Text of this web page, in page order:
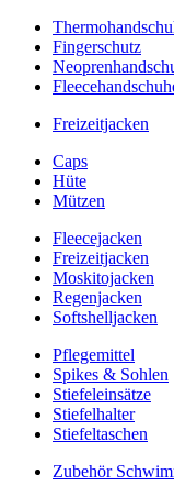
Fingerschutz
Freizeitjacken
Caps
Hüte
Mützen
Fleecejacken
Freizeitjacken
Moskitojacken
Regenjacken
Softshelljacken
Pflegemittel
Spikes & Sohlen
Stiefeleinsätze
Stiefelhalter
Stiefeltaschen
Zubehör